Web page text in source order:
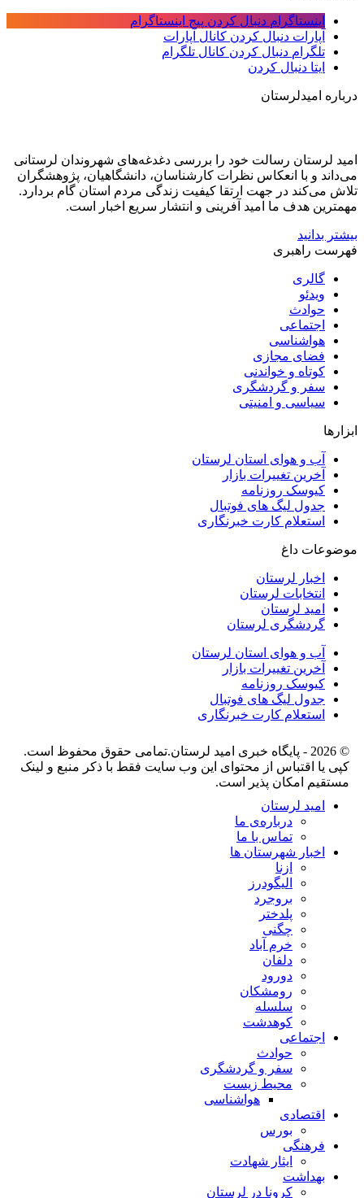
اینستاگرام دنبال کردن پیج اینستاگرام
آپارات دنبال کردن کانال آپارات
تلگرام دنبال کردن کانال تلگرام
ایتا دنبال کردن
درباره امیدلرستان
امید لرستان رسالت خود را بررسی دغدغه‌های شهروندان لرستانی
می‌داند و با انعکاس نظرات کارشناسان، دانشگاهیان، پژوهشگران
تلاش می‌کند در جهت ارتقا کیفیت زندگی مردم استان گام بردارد.
مهمترین هدف ما امید آفرینی و انتشار سریع اخبار است.
بیشتر بدانید
فهرست راهبری
گالری
ویدئو
حوادث
اجتماعی
هواشناسی
فضای مجازی
کوتاه و خواندنی
سفر و گردشگری
سیاسی و امنیتی
ابزارها
آب و هوای استان لرستان
آخرین تغییرات بازار
کیوسک روزنامه
جدول لیگ های فوتبال
استعلام کارت خبرنگاری
موضوعات داغ
اخبار لرستان
انتخابات لرستان
امید لرستان
گردشگری لرستان
آب و هوای استان لرستان
آخرین تغییرات بازار
کیوسک روزنامه
جدول لیگ های فوتبال
استعلام کارت خبرنگاری
© 2026 - پایگاه خبری اميد لرستان.تمامی حقوق محفوظ است.
کپی یا اقتباس از محتوای این وب سایت فقط با ذکر منبع و لینک
مستقیم امکان پذیر است.
امید لرستان
درباره‌ی ما
تماس با ما
اخبار شهرستان ها
ازنا
الیگودرز
بروجرد
پلدختر
چگنی
خرم آباد
دلفان
دورود
رومشکان
سلسله
کوهدشت
اجتماعی
حوادث
سفر و گردشگری
محیط زیست
هواشناسی
اقتصادی
بورس
فرهنگی
ایثار شهادت
بهداشت
کرونا در لرستان